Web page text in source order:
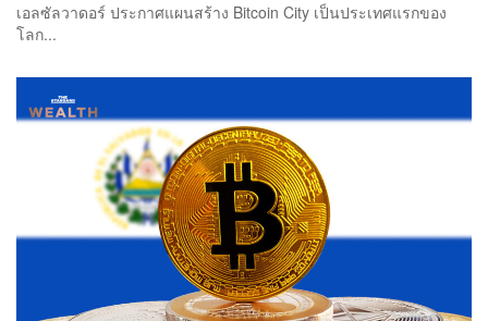
เอลซัลวาดอร์ ประกาศแผนสร้าง Bitcoin City เป็นประเทศแรกของ
โลก...